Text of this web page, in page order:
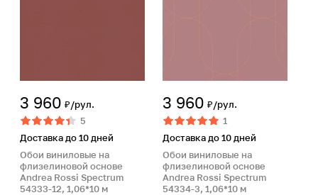
3 960 ₽/рул.
5
Доставка до 10 дней
Обои виниловые на
флизелиновой основе
Andrea Rossi Spectrum
54333-12, 1,06*10 м
3 960 ₽/рул.
1
Доставка до 10 дней
Обои виниловые на
флизелиновой основе
Andrea Rossi Spectrum
54334-3, 1,06*10 м